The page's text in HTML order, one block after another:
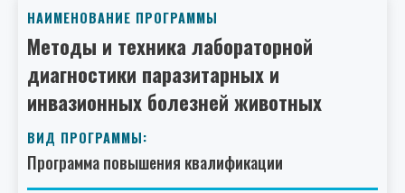
НАИМЕНОВАНИЕ ПРОГРАММЫ
Методы и техника лабораторной
диагностики паразитарных и
инвазионных болезней животных
ВИД ПРОГРАММЫ:
Программа повышения квалификации